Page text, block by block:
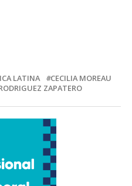
LATINA
CECILIA MOREAU
ZAPATERO